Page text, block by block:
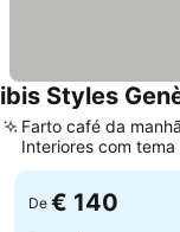
ibis Styles
Farto café da
Interiores com
quadrinhos
De € 140